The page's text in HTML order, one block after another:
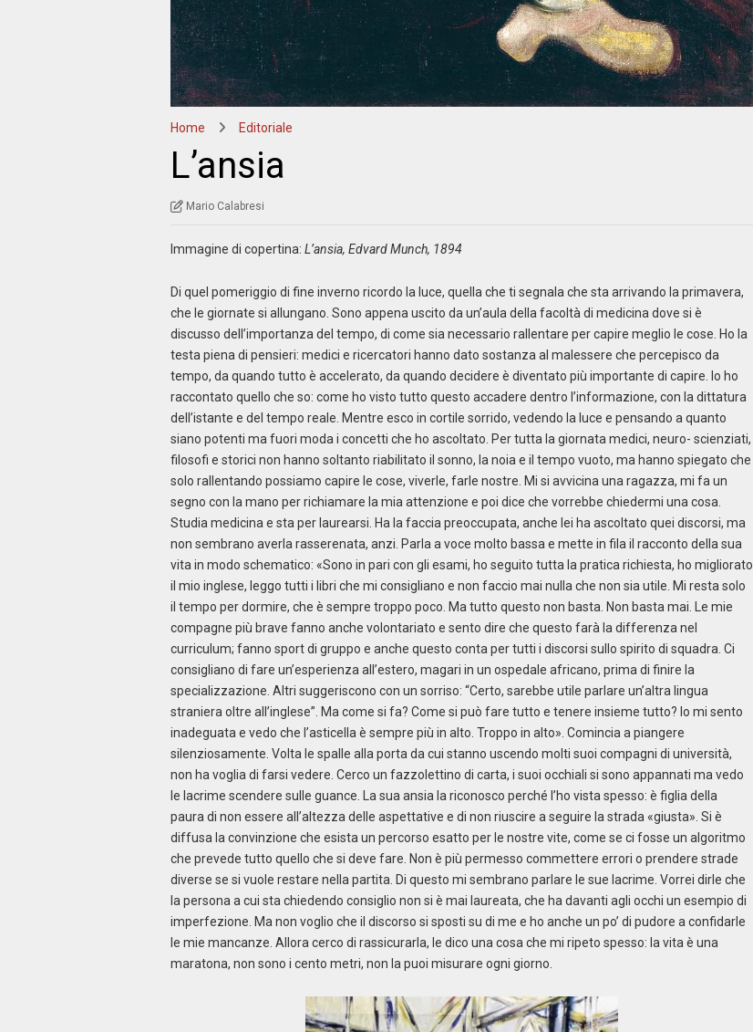
Home Editoriale
L’ansia
Mario Calabresi
Immagine di copertina: L’ansia, Edvard Munch, 1894
Di quel pomeriggio di fine inverno ricordo la luce, quella che ti segnala che sta arrivando la primavera,
che le giornate si allungano. Sono appena uscito da un’aula della facoltà di medicina dove si è
discusso dell’importanza del tempo, di come sia necessario rallentare per capire meglio le cose. Ho la
testa piena di pensieri: medici e ricercatori hanno dato sostanza al malessere che percepisco da
tempo, da quando tutto è accelerato, da quando decidere è diventato più importante di capire. Io ho
raccontato quello che so: come ho visto tutto questo accadere dentro l’informazione, con la dittatura
dell’istante e del tempo reale. Mentre esco in cortile sorrido, vedendo la luce e pensando a quanto
siano potenti ma fuori moda i concetti che ho ascoltato. Per tutta la giornata medici, neuro- scienziati,
filosofi e storici non hanno soltanto riabilitato il sonno, la noia e il tempo vuoto, ma hanno spiegato che
solo rallentando possiamo capire le cose, viverle, farle nostre. Mi si avvicina una ragazza, mi fa un
segno con la mano per richiamare la mia attenzione e poi dice che vorrebbe chiedermi una cosa.
Studia medicina e sta per laurearsi. Ha la faccia preoccupata, anche lei ha ascoltato quei discorsi, ma
non sembrano averla rasserenata, anzi. Parla a voce molto bassa e mette in fila il racconto della sua
vita in modo schematico: «Sono in pari con gli esami, ho seguito tutta la pratica richiesta, ho migliorato
il mio inglese, leggo tutti i libri che mi consigliano e non faccio mai nulla che non sia utile. Mi resta solo
il tempo per dormire, che è sempre troppo poco. Ma tutto questo non basta. Non basta mai. Le mie
compagne più brave fanno anche volontariato e sento dire che questo farà la differenza nel
curriculum; fanno sport di gruppo e anche questo conta per tutti i discorsi sullo spirito di squadra. Ci
consigliano di fare un’esperienza all’estero, magari in un ospedale africano, prima di finire la
specializzazione. Altri suggeriscono con un sorriso: “Certo, sarebbe utile parlare un’altra lingua
straniera oltre all’inglese”. Ma come si fa? Come si può fare tutto e tenere insieme tutto? Io mi sento
inadeguata e vedo che l’asticella è sempre più in alto. Troppo in alto». Comincia a piangere
silenziosamente. Volta le spalle alla porta da cui stanno uscendo molti suoi compagni di università,
non ha voglia di farsi vedere. Cerco un fazzolettino di carta, i suoi occhiali si sono appannati ma vedo
le lacrime scendere sulle guance. La sua ansia la riconosco perché l’ho vista spesso: è figlia della
paura di non essere all’altezza delle aspettative e di non riuscire a seguire la strada «giusta». Si è
diffusa la convinzione che esista un percorso esatto per le nostre vite, come se ci fosse un algoritmo
che prevede tutto quello che si deve fare. Non è più permesso commettere errori o prendere strade
diverse se si vuole restare nella partita. Di questo mi sembrano parlare le sue lacrime. Vorrei dirle che
la persona a cui sta chiedendo consiglio non si è mai laureata, che ha davanti agli occhi un esempio di
imperfezione. Ma non voglio che il discorso si sposti su di me e ho anche un po’ di pudore a confidarle
le mie mancanze. Allora cerco di rassicurarla, le dico una cosa che mi ripeto spesso: la vita è una
maratona, non sono i cento metri, non la puoi misurare ogni giorno.